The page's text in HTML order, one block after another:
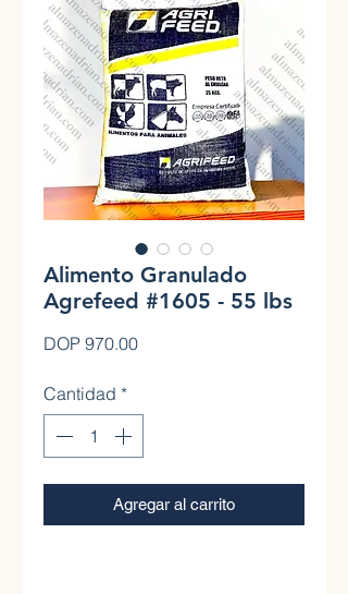
Alimento Granulado
Agrefeed #1605 - 55 lbs
DOP 970.00Precio
Cantidad *
Agregar al carrito